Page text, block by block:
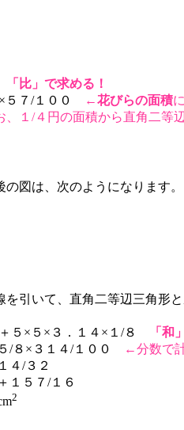
「比」で求める！
７/１００
←花びらの面積
、１/４円の面積から直角二等
の図は、次のようになります。
を引いて、直角二等辺三角形
×５×３．１４×１/８
「和
/８×３１４/１００
←分数で
４/３２
１５７/１６
2